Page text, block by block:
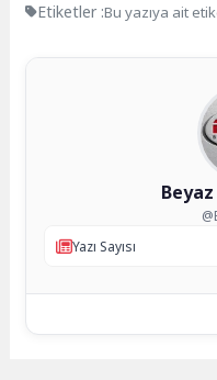
Etiketler :Bu yazıya ait
Yazı Sayısı